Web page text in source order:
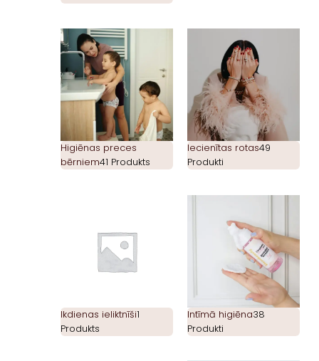
Higiēnas preces
bērniem41 Produkts
Iecienītas rotas49
Produkti
Ikdienas ieliktnīši1
Produkts
Intīmā higiēna38
Produkti